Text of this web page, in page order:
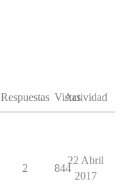
Respuestas Vistas
Actividad
2 844
22 Abril
2017